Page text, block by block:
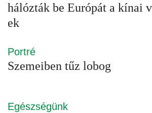
hálózták be Európát a kínai
ek
Portré
Szemeiben tűz lobog
Egészségünk